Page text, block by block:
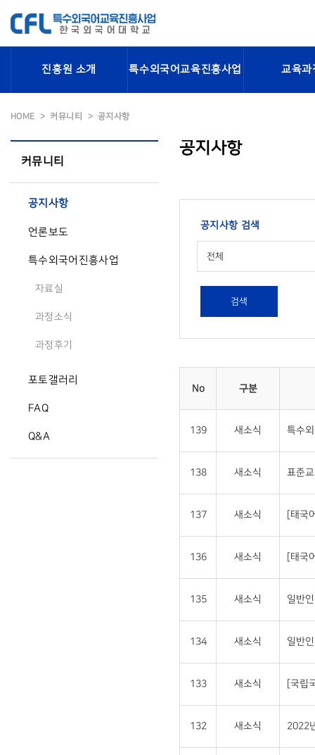
진흥원 소개 특수외국어교육진흥사업 교육과
HOME 커뮤니티 공지사항
커뮤니티
공지사항
언론보도
특수외국어진흥사업
자료실
과정소식
과정후기
포토갤러리
FAQ
Q&A
공지사항
공지사항 검색
전체
검색
No 구분
139 새소식 특수
138 새소식 표준
137 새소식 [태국
136 새소식 [태국
135 새소식 일반
134 새소식 일반
133 새소식 [국립
132 새소식 2022